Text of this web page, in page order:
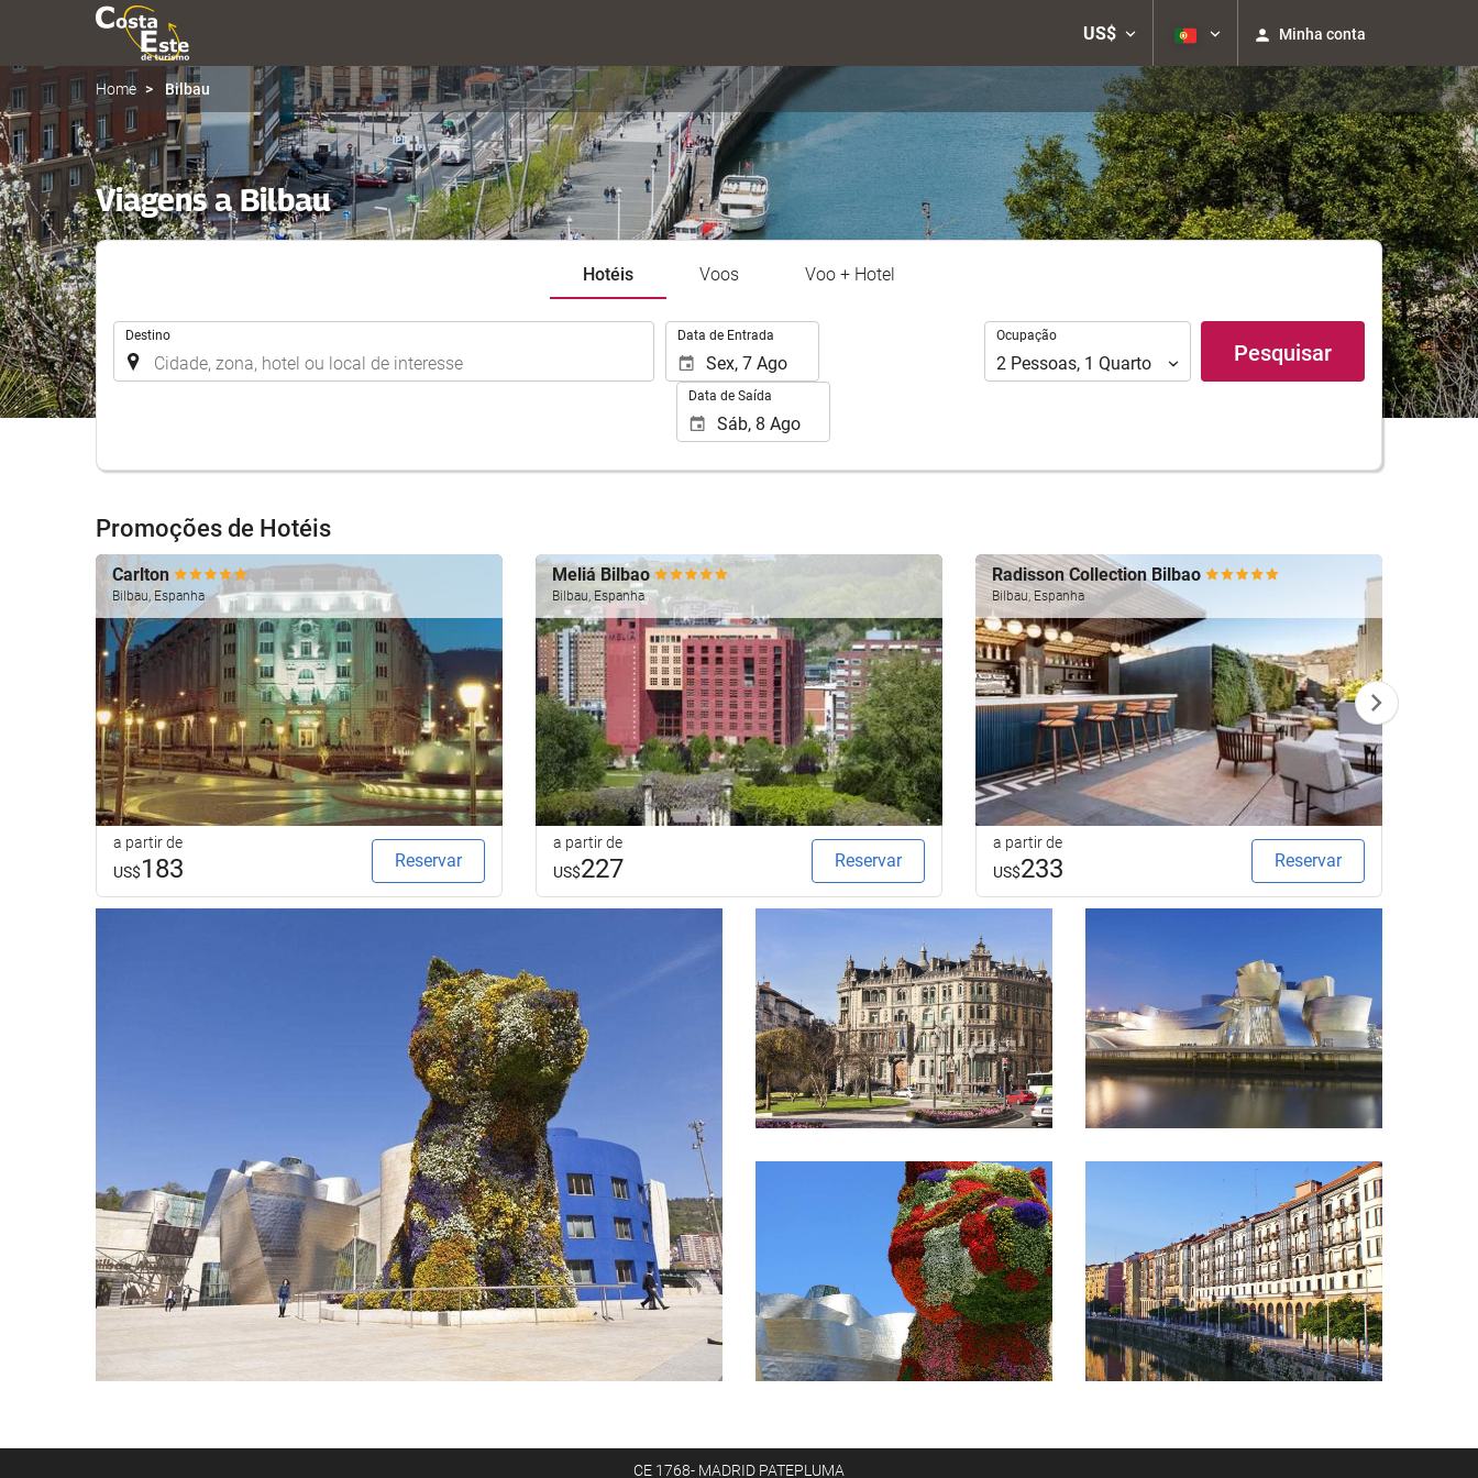
US$ Minha conta
Home Bilbau
Viagens a Bilbau
Hotéis Voos Voo + Hotel
Destino Data de Entrada
Data de Saída
Ocupação
Ocupação
2 Pessoas, 1 Quarto Pesquisar
Promoções de Hotéis
Carlton
Bilbau, Espanha
a partir de
US$183 Reservar
Meliá Bilbao
Bilbau, Espanha
a partir de
US$227 Reservar
Radisson Collection Bilbao
Bilbau, Espanha
a partir de
US$233 Reservar
CE 1768- MADRID PATEPLUMA